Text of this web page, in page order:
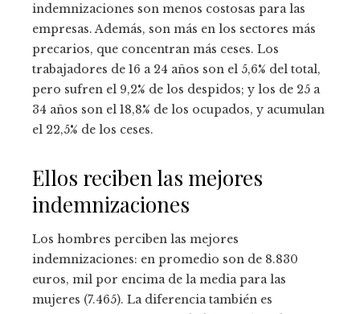
indemnizaciones son menos costosas para las
empresas. Además, son más en los sectores más
precarios, que concentran más ceses. Los
trabajadores de 16 a 24 años son el 5,6% del total,
pero sufren el 9,2% de los despidos; y los de 25 a
34 años son el 18,8% de los ocupados, y acumulan
el 22,5% de los ceses.
Ellos reciben las mejores
indemnizaciones
Los hombres perciben las mejores
indemnizaciones: en promedio son de 8.830
euros, mil por encima de la media para las
mujeres (7.465). La diferencia también es